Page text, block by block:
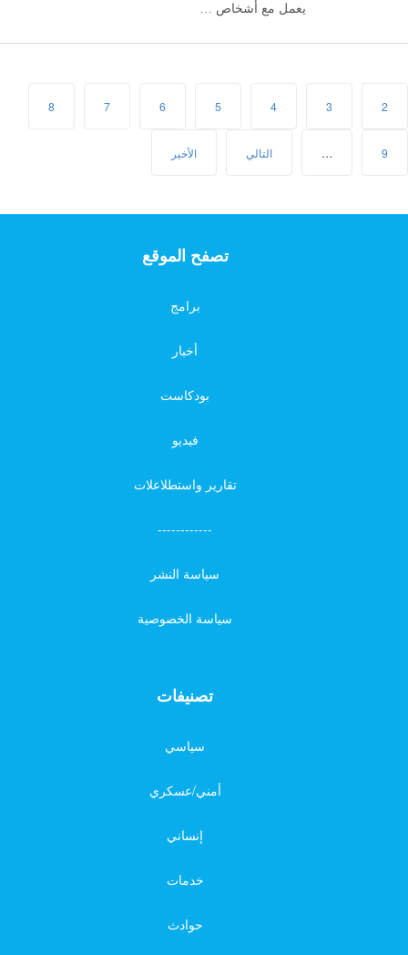
يعمل مع أشخاص …
2
3
4
5
6
7
8
9
… التالي الأخير
تصفح الموقع
برامج
أخبار
بودكاست
فيديو
تقارير واستطلاعلات
------------
سياسة النشر
سياسة الخصوصية
تصنيفات
سياسي
أمني/عسكري
إنساني
خدمات
حوادث